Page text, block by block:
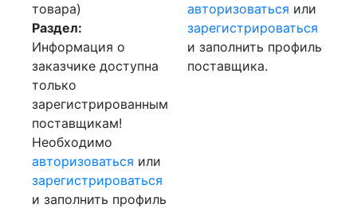
товара)
Раздел:
Информация о
заказчике доступна
только
зарегистрированным
поставщикам!
Необходимо
авторизоваться или
зарегистрироваться
и заполнить профиль
авторизоваться или
зарегистрироваться
и заполнить профиль
поставщика.